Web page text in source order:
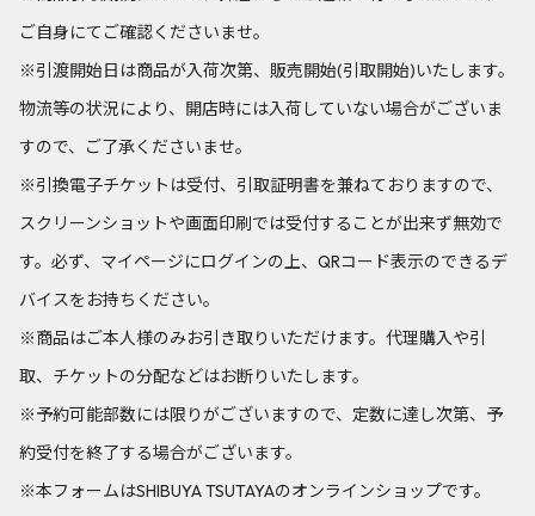
ご自身にてご確認くださいませ。
※引渡開始日は商品が入荷次第、販売開始(引取開始)いたします。
物流等の状況により、開店時には入荷していない場合がございま
すので、ご了承くださいませ。
※引換電子チケットは受付、引取証明書を兼ねておりますので、
スクリーンショットや画面印刷では受付することが出来ず無効で
す。必ず、マイページにログインの上、QRコード表示のできるデ
バイスをお持ちください。
※商品はご本人様のみお引き取りいただけます。代理購入や引
取、チケットの分配などはお断りいたします。
※予約可能部数には限りがございますので、定数に達し次第、予
約受付を終了する場合がございます。
※本フォームはSHIBUYA TSUTAYAのオンラインショップです。